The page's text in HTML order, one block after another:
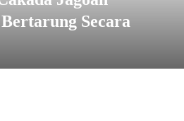
Secara